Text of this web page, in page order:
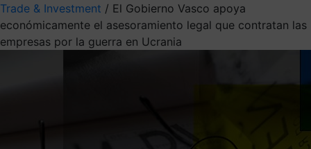
Trade & Investment / El Gobierno Vasco apoya
económicamente el asesoramiento legal que contratan las
empresas por la guerra en Ucrania